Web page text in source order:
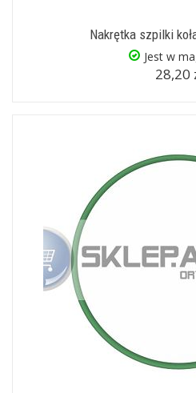
Nakrętka szpilki
Jest w
28,20